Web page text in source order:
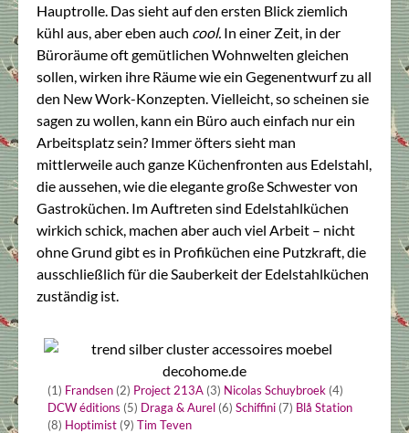
Hauptrolle. Das sieht auf den ersten Blick ziemlich
kühl aus, aber eben auch cool. In einer Zeit, in der
Büroräume oft gemütlichen Wohnwelten gleichen
sollen, wirken ihre Räume wie ein Gegenentwurf zu all
den New Work-Konzepten. Vielleicht, so scheinen sie
sagen zu wollen, kann ein Büro auch einfach nur ein
Arbeitsplatz sein? Immer öfters sieht man
mittlerweile auch ganze Küchenfronten aus Edelstahl,
die aussehen, wie die elegante große Schwester von
Gastroküchen. Im Auftreten sind Edelstahlküchen
wirkich schick, machen aber auch viel Arbeit – nicht
ohne Grund gibt es in Profiküchen eine Putzkraft, die
ausschließlich für die Sauberkeit der Edelstahlküchen
zuständig ist.
(1) Frandsen (2) Project 213A (3) Nicolas Schuybroek (4)
DCW éditions (5) Draga & Aurel (6) Schiffini (7) Blå Station
(8) Hoptimist (9) Tim Teven